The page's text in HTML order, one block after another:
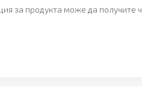
за продукта може да получите